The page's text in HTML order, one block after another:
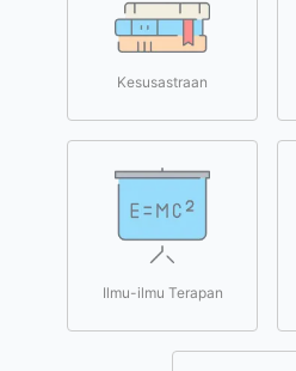
Kesusastraan
Ilmu-ilmu Terapan